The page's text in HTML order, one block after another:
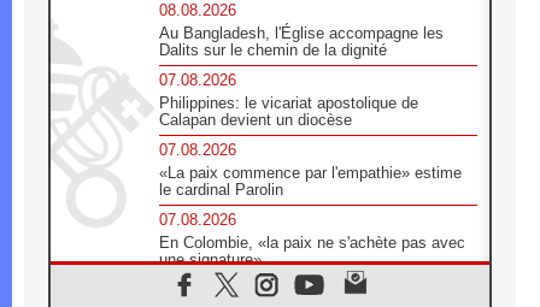
08.08.2026
Au Bangladesh, l'Église accompagne les
Dalits sur le chemin de la dignité
07.08.2026
Philippines: le vicariat apostolique de
Calapan devient un diocèse
07.08.2026
«La paix commence par l'empathie» estime
le cardinal Parolin
07.08.2026
En Colombie, «la paix ne s'achète pas avec
une signature»
07.08.2026